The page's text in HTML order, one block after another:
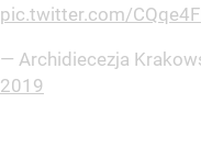
pic.twitter.com/
— Archidiecezja
2019